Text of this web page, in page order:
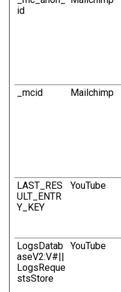
id
_mcid Mailchimp
LAST_RES
ULT_ENTR
Y_KEY
YouTube
LogsDatab
aseV2:V#||
LogsReque
stsStore
YouTube